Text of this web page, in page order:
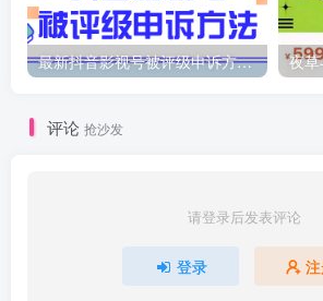
最新抖音影视号被评级申诉方法视频教程
评论 抢沙发
请登录后发表评论
登录